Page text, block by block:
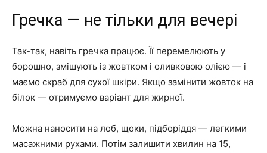
Гречка — не тільки для вечері
Так-так, навіть гречка працює. Її перемелюють у
борошно, змішують із жовтком і оливковою олією — і
маємо скраб для сухої шкіри. Якщо замінити жовток на
білок — отримуємо варіант для жирної.
Можна наносити на лоб, щоки, підборіддя — легкими
масажними рухами. Потім залишити хвилин на 15,